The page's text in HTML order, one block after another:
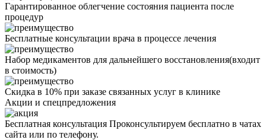
Гарантированное облегчение состояния пациента после
процедур
Бесплатные консультации врача в процессе лечения
Набор медикаментов для дальнейшего восстановления(входит
в стоимость)
Скидка в 10% при заказе связанных услуг в клинике
Акции и спецпредложения
Бесплатная консультация Проконсультируем бесплатно в чатах
сайта или по телефону.